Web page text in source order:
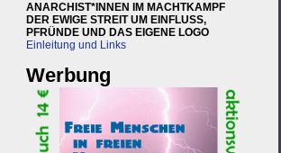
ANARCHIST*INNEN IM MACHTKAMPF
DER EWIGE STREIT UM EINFLUSS,
PFRÜNDE UND DAS EIGENE LOGO
Einleitung und Links
Werbung